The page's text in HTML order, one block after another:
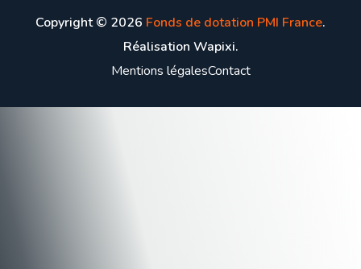
Copyright © 2026 Fonds de dotation PMI France.
Réalisation Wapixi.
Mentions légalesContact